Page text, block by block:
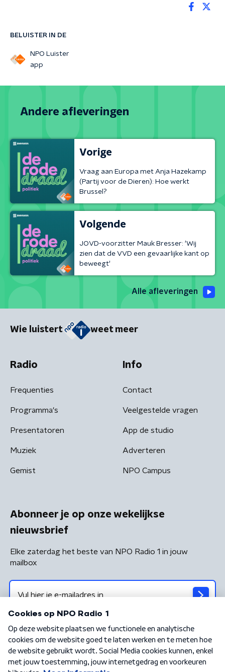
BELUISTER IN DE
NPO Luister
app
Andere afleveringen
Vorige
Vraag aan Europa met Anja Hazekamp
(Partij voor de Dieren): Hoe werkt
Brussel?
Volgende
JOVD-voorzitter Mauk Bresser: 'Wij
zien dat de VVD een gevaarlijke kant op
beweegt'
Alle afleveringen
Wie luistert weet meer
Radio
Frequenties
Programma's
Presentatoren
Muziek
Gemist
Info
Contact
Veelgestelde vragen
App de studio
Adverteren
NPO Campus
Abonneer je op onze wekelijkse
nieuwsbrief
Elke zaterdag het beste van NPO Radio 1 in jouw
mailbox
Algemene voorwaarden